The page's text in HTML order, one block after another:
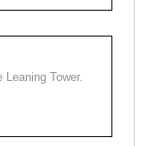
Tower.